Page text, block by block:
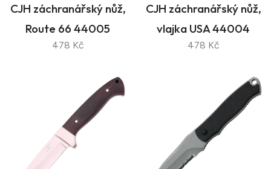
CJH záchranářský nůž,
Route 66 44005
478 Kč
CJH záchranářský nůž,
vlajka USA 44004
478 Kč